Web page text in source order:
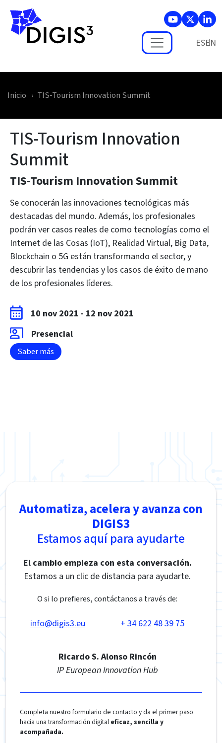
Skip to main content
ES
Inicio TIS-Tourism Innovation Summit
TIS-Tourism Innovation
Summit
TIS-Tourism Innovation Summit
Se conocerán las innovaciones tecnológicas más
destacadas del mundo. Además, los profesionales
podrán ver casos reales de como tecnologías como el
Internet de las Cosas (IoT), Realidad Virtual, Big Data,
Blockchain o 5G están transformando el sector, y
descubrir las tendencias y los casos de éxito de mano
de los profesionales líderes.
10 nov 2021 - 12 nov 2021
Presencial
Saber más
Automatiza, acelera y avanza con
DIGIS3
Estamos aquí para ayudarte
El cambio empieza con esta conversación.
Estamos a un clic de distancia para ayudarte.
O si lo prefieres, contáctanos a través de:
info@digis3.eu + 34 622 48 39 75
Ricardo S. Alonso Rincón
IP European Innovation Hub
Completa nuestro formulario de contacto y da el primer paso
hacia una transformación digital eficaz, sencilla y
acompañada.